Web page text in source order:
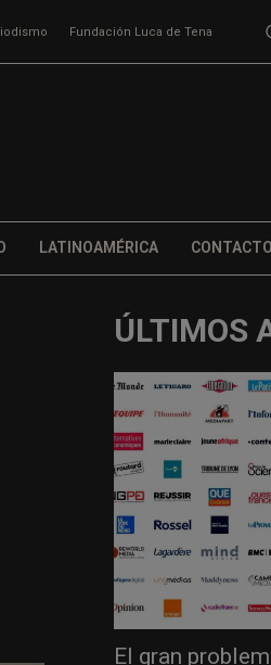
Fundación Luca de Tena
LATINOAMÉRICA CONTACTO
ÚLTIMOS
El gran